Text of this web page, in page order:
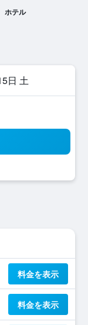
ホテル
日 土
料金を表示
料金を表示